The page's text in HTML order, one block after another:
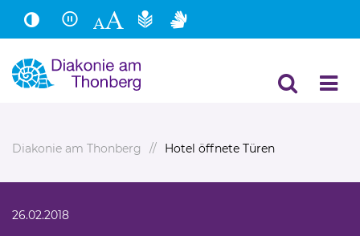
Hauptinhalt
Fußbereich
Diakonie am Thonberg Hotel öffnete Türen
26.02.2018